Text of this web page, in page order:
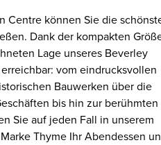
Centre können Sie die
Dank der kompakten
Lage unseres Beverley
vom eindrucksvollen
Bauwerken über die
bis hin zur berühmten
Sie auf jeden Fall in unserem
Thyme Ihr Abendessen